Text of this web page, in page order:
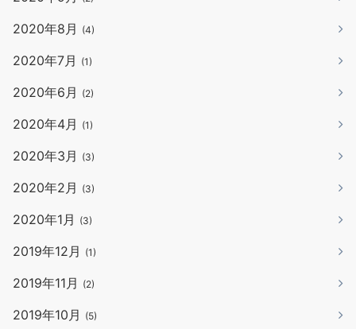
2020年8月 (4)
2020年7月 (1)
2020年6月 (2)
2020年4月 (1)
2020年3月 (3)
2020年2月 (3)
2020年1月 (3)
2019年12月 (1)
2019年11月 (2)
2019年10月 (5)